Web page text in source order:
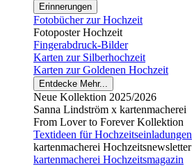
Erinnerungen
Fotobücher zur Hochzeit
Fotoposter Hochzeit
Fingerabdruck-Bilder
Karten zur Silberhochzeit
Karten zur Goldenen Hochzeit
Entdecke Mehr...
Neue Kollektion 2025/2026
Sanna Lindström x kartenmacherei
From Lover to Forever Kollektion
Textideen für Hochzeitseinladungen
kartenmacherei Hochzeitsnewsletter
kartenmacherei Hochzeitsmagazin